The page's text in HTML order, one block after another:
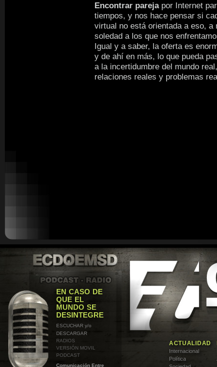
Encontrar parejapor Internet
tiempos, y nos hace pensar si
virtual no está orientada a eso,
soledad a los que nos
Igual y a saber, la oferta es
y de ahí en más, lo que pueda
a la incertidumbre del mundo
relaciones reales y problemas
EN CASO DE
QUE EL
MUNDO SE
DESINTEGRE
ESCUCHAR y/o
DESCARGAR
RADIOS
VERSIÓN MOVIL
PODCAST
Comunicación Entre
ACTUALIDAD
Internacional
Política